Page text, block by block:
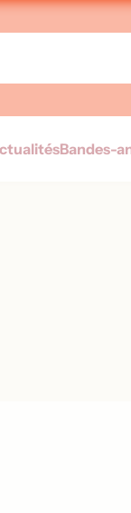
Bandes-